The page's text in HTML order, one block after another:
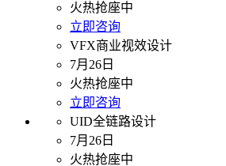
火热抢座中
立即咨询
VFX商业视效设计
7月26日
火热抢座中
立即咨询
UID全链路设计
7月26日
火热抢座中